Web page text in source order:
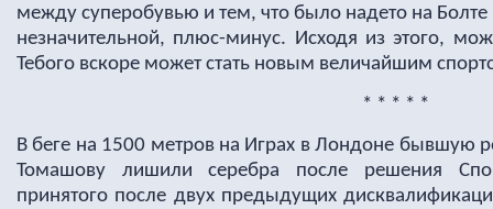
между суперобувью и тем, что было надето на
незначительной, плюс-минус. Исходя из этого,
Тебого вскоре может стать новым величайшим
* * * * *
В беге на 1500 метров на Играх в Лондоне бывшую
Томашову лишили серебра после решения
принятого после двух предыдущих